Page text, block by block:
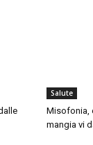
Salute
Misofonia,
mangia vi